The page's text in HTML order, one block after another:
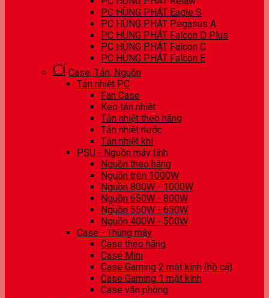
PC HÙNG PHÁT Eagle S
PC HÙNG PHÁT Pegasus A
PC HÙNG PHÁT Falcon D Plus
PC HÙNG PHÁT Falcon C
PC HÙNG PHÁT Falcon E
Case, Tản, Nguồn
Tản nhiệt PC
Fan Case
Keo tản nhiệt
Tản nhiệt theo hãng
Tản nhiệt nước
Tản nhiệt khí
PSU - Nguồn máy tính
Nguồn theo hãng
Nguồn trên 1000W
Nguồn 800W - 1000W
Nguồn 650W - 800W
Nguồn 550W - 650W
Nguồn 400W - 500W
Case - Thùng máy
Case theo hãng
Case Mini
Case Gaming 2 mặt kính (hồ cá)
Case Gaming 1 mặt kính
Case văn phòng